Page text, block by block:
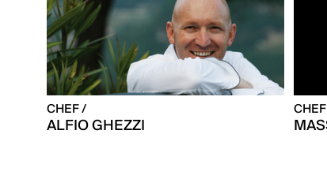
CHEF /
ALFIO GHEZZI